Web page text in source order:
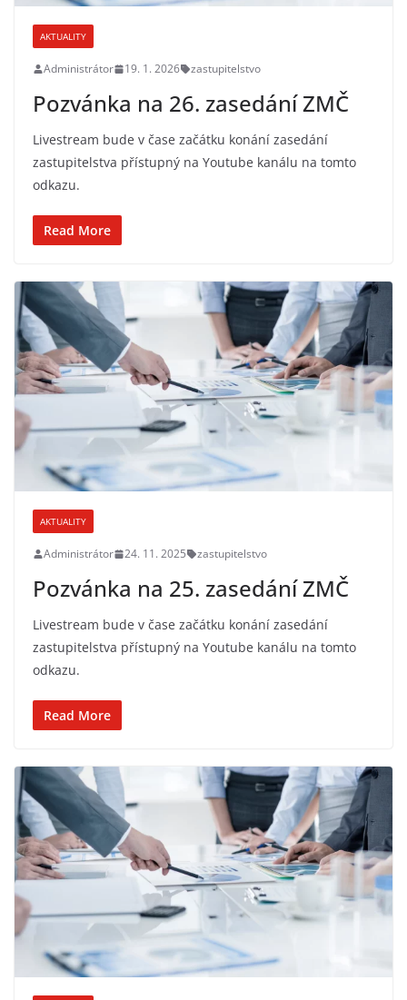
AKTUALITY
Administrátor 19. 1. 2026 zastupitelstvo
Pozvánka na 26. zasedání ZMČ
Livestream bude v čase začátku konání zasedání
zastupitelstva přístupný na Youtube kanálu na tomto
odkazu.
Read More
AKTUALITY
Administrátor 24. 11. 2025 zastupitelstvo
Pozvánka na 25. zasedání ZMČ
Livestream bude v čase začátku konání zasedání
zastupitelstva přístupný na Youtube kanálu na tomto
odkazu.
Read More